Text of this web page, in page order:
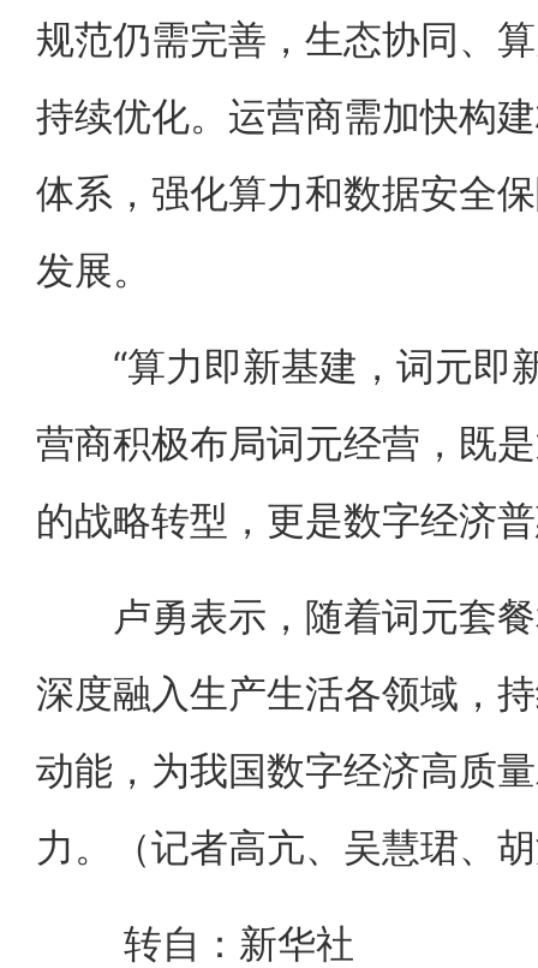
规范仍需完善，生态协同、
持续优化。运营商需加快构
体系，强化算力和数据安全
发展。
“算力即新基建，词元即
营商积极布局词元经营，既
的战略转型，更是数字经济
卢勇表示，随着词元套餐
深度融入生产生活各领域，
动能，为我国数字经济高质
力。（记者高亢、吴慧珺、
转自：新华社